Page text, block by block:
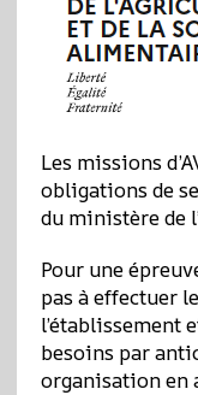
Les missions
obligations de
du ministère de
Pour une
pas à effectuer
l’établissement
besoins par
organisation en